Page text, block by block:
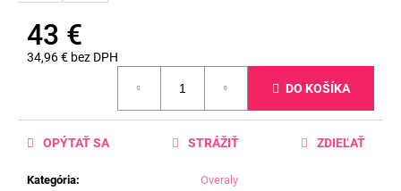
43 €
34,96 € bez DPH
DO KOŠÍKA
Kategória:
Overaly
OPÝTAŤ SA STRÁŽIŤ ZDIEĽAŤ